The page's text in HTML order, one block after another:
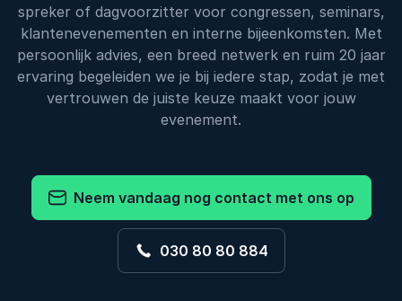
spreker of dagvoorzitter voor congressen, seminars,
klantenevenementen en interne bijeenkomsten. Met
persoonlijk advies, een breed netwerk en ruim 20 jaar
ervaring begeleiden we je bij iedere stap, zodat je met
vertrouwen de juiste keuze maakt voor jouw
evenement.
Neem vandaag nog contact met ons op
030 80 80 884